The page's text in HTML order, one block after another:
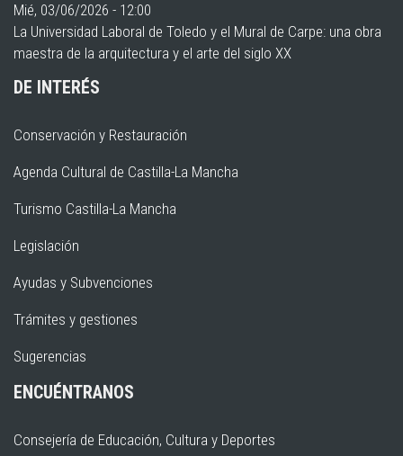
Mié, 03/06/2026 - 12:00
La Universidad Laboral de Toledo y el Mural de Carpe: una obra
maestra de la arquitectura y el arte del siglo XX
DE INTERÉS
Conservación y Restauración
Agenda Cultural de Castilla-La Mancha
Turismo Castilla-La Mancha
Legislación
Ayudas y Subvenciones
Trámites y gestiones
Sugerencias
ENCUÉNTRANOS
Consejería de Educación, Cultura y Deportes